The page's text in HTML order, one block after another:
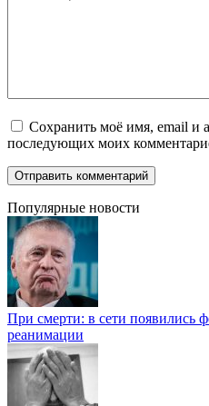
Сохранить моё имя, email и
последующих моих
Популярные новости
При смерти: в сети появились
реанимации